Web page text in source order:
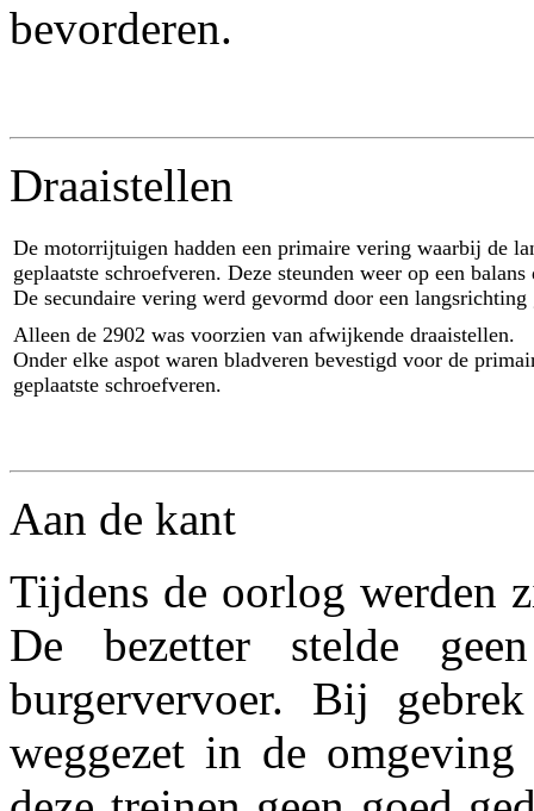
bevorderen.
Draaistellen
De motorrijtuigen hadden een primaire vering waarbij de
geplaatste schroefveren. Deze steunden weer op een
De secundaire vering werd gevormd door een langsrichting
Alleen de 2902 was voorzien van afwijkende draaistellen.
Onder elke aspot waren bladveren bevestigd voor de
geplaatste schroefveren.
Aan de kant
Tijdens de oorlog werden
De bezetter stelde
burgervervoer. Bij
weggezet in de